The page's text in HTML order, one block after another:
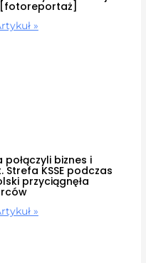
»
połączyli biznes i
KSSE podczas
przyciągnęła
»